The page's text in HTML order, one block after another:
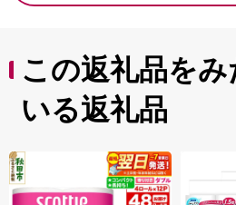
この返礼品を
いる返礼品